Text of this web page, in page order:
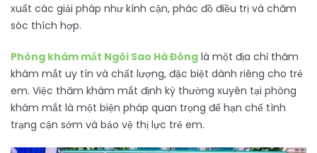
xuất các giải pháp như kính cận, phác đồ điều trị và chăm
sóc thích hợp.
Phòng khám mắt Ngôi Sao Hà Đông là một địa chỉ thăm
khám mắt uy tín và chất lượng, đặc biệt dành riêng cho trẻ
em. Việc thăm khám mắt định kỳ thường xuyên tại phòng
khám mắt là một biện pháp quan trọng để hạn chế tình
trạng cận sớm và bảo vệ thị lực trẻ em.